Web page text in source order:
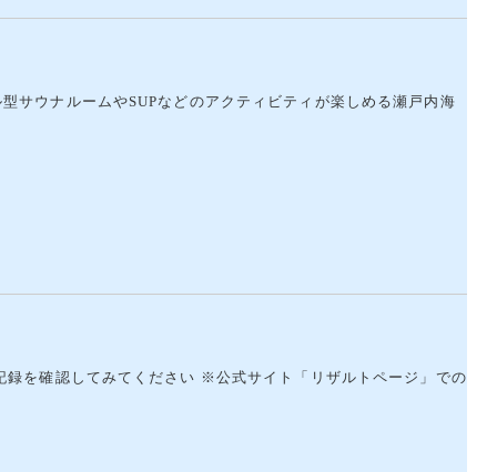
サウナルームやSUPなどのアクティビティが楽しめる瀬戸内海
録を確認してみてください ※公式サイト「リザルトページ」での